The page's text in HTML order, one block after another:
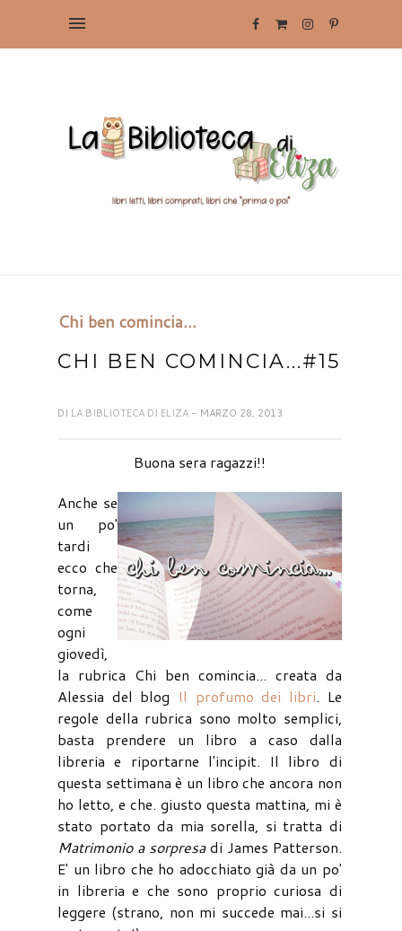
Chi ben comincia...
CHI BEN COMINCIA...#15
DI LA BIBLIOTECA DI ELIZA - MARZO 28, 2013
Buona sera ragazzi!!
Anche se
un po'
tardi
ecco che
torna,
come
ogni
giovedì,
la rubrica Chi ben comincia... creata da
Alessia del blog Il profumo dei libri. Le
regole della rubrica sono molto semplici,
basta prendere un libro a caso dalla
libreria e riportarne l'incipit. Il libro di
questa settimana è un libro che ancora non
ho letto, e che. giusto questa mattina, mi è
stato portato da mia sorella, si tratta di
Matrimonio a sorpresadi James Patterson.
E' un libro che ho adocchiato già da un po'
in libreria e che sono proprio curiosa di
leggere (strano, non mi succede mai...si si